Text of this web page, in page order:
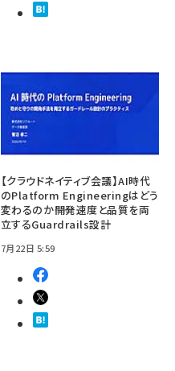
【クラウドネイティブ会議】AI時代
のPlatform Engineeringはどう
変わるのか――開発速度と品質を両
立するGuardrails設計
7月22日 5:59